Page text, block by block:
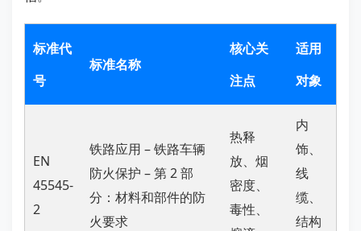
标准代
号
标准名称
核心关
注点
适用
对象
EN
45545-
2
铁路应用 – 铁路车辆
防火保护 – 第 2 部
分：材料和部件的防
火要求
热释
放、烟
密度、
毒性、
内
饰、
线
缆、
结构